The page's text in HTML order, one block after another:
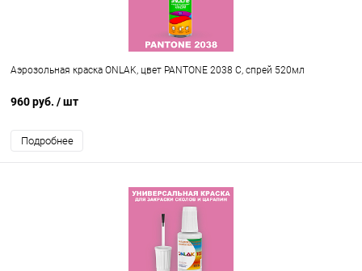
Аэрозольная краска ONLAK, цвет PANTONE 2038 C, спрей 520мл
960 руб. / шт
Подробнее